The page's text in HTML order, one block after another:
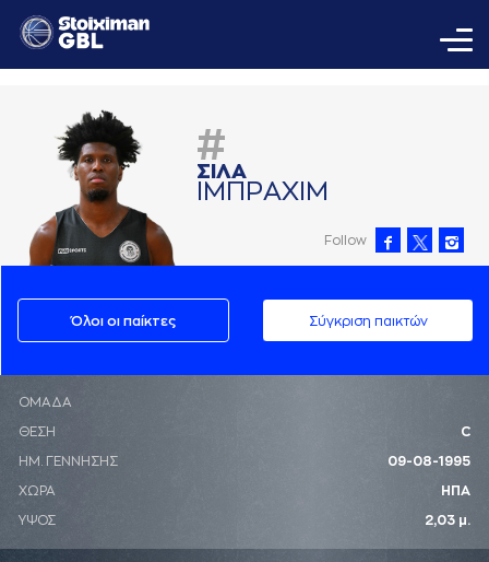
#
ΣΙΛA
ΙΜΠΡAΧΙΜ
Follow
Όλοι οι παίκτες Σύγκριση παικτών
ΟΜΑΔΑ
ΘΕΣΗ C
ΗΜ. ΓΕΝΝΗΣΗΣ 09-08-1995
ΧΩΡΑ ΗΠΑ
ΥΨΟΣ 2,03 μ.